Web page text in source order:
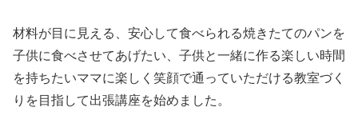
材料が目に見える、安心して食べられる焼きたてのパンを
子供に食べさせてあげたい、子供と一緒に作る楽しい時間
を持ちたいママに楽しく笑顔で通っていただける教室づく
りを目指して出張講座を始めました。